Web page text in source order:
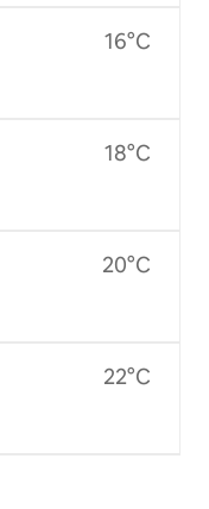
16°C
18°C
20°C
22°C